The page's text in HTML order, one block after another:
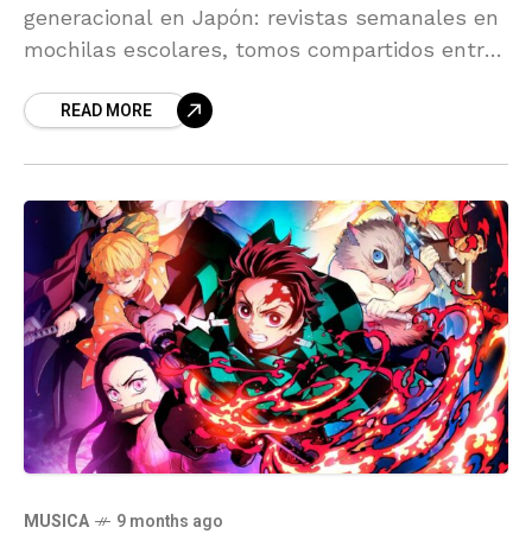
generacional en Japón: revistas semanales en
mochilas escolares, tomos compartidos entre
lectores. Hoy,
READ MORE
MUSICA 9 months ago